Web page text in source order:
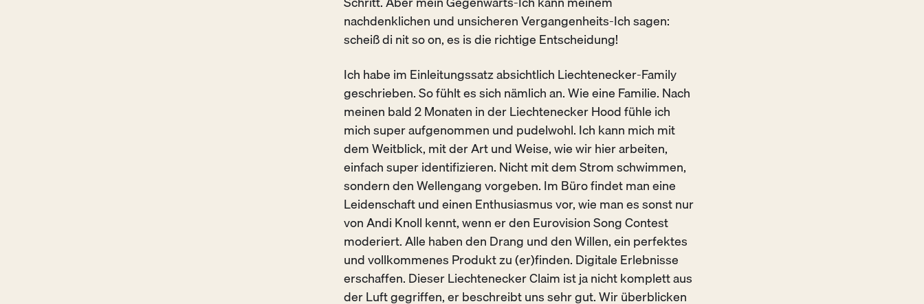
nachdenklichen und unsicheren Vergangenheits-Ich sagen:
scheiß di nit so on, es is die richtige Entscheidung!
Ich habe im Einleitungssatz absichtlich Liechtenecker-Family
geschrieben. So fühlt es sich nämlich an. Wie eine Familie. Nach
meinen bald 2 Monaten in der Liechtenecker Hood fühle ich
mich super aufgenommen und pudelwohl. Ich kann mich mit
dem Weitblick, mit der Art und Weise, wie wir hier arbeiten,
einfach super identifizieren. Nicht mit dem Strom schwimmen,
sondern den Wellengang vorgeben. Im Büro findet man eine
Leidenschaft und einen Enthusiasmus vor, wie man es sonst nur
von Andi Knoll kennt, wenn er den Eurovision Song Contest
moderiert. Alle haben den Drang und den Willen, ein perfektes
und vollkommenes Produkt zu (er)finden. Digitale Erlebnisse
erschaffen. Dieser Liechtenecker Claim ist ja nicht komplett aus
der Luft gegriffen, er beschreibt uns sehr gut. Wir überblicken